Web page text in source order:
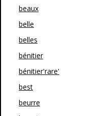
beaux
belle
belles
bénitier
bénitier'rare'
best
beurre